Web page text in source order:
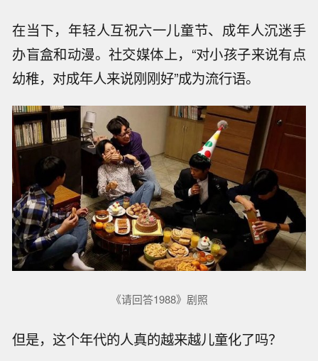
在当下，年轻人互祝六一儿童节、成年人沉迷手
办盲盒和动漫。社交媒体上，“对小孩子来说有点
幼稚，对成年人来说刚刚好”成为流行语。
《请回答1988》剧照
但是，这个年代的人真的越来越儿童化了吗？